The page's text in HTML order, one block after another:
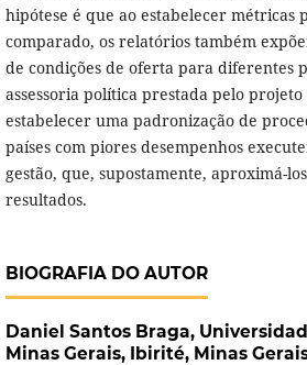
hipótese é que ao estabelecer métricas
comparado, os relatórios também
de condições de oferta para diferentes
assessoria política prestada pelo
estabelecer uma padronização de
países com piores desempenhos
gestão, que, supostamente, aproximá-
resultados.
BIOGRAFIA DO AUTOR
Daniel Santos Braga,
Minas Gerais, Ibirité, Minas